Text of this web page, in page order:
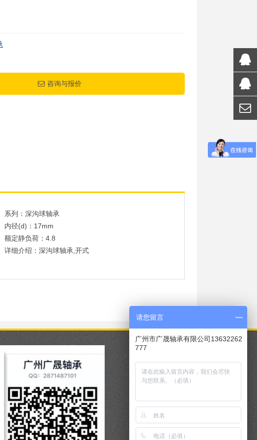
咨询与报价
系列：深沟球轴承
内径(d)：17mm
额定静负荷：4.8
详细介绍：深沟球轴承,开式
请您留言
广州市广晟轴承有限公司13632262
777